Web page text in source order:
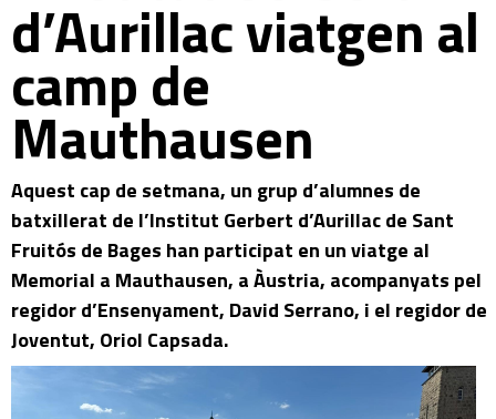
d’Aurillac viatgen al
camp de
Mauthausen
Aquest cap de setmana, un grup d’alumnes de
batxillerat de l’Institut Gerbert d’Aurillac de Sant
Fruitós de Bages han participat en un viatge al
Memorial a Mauthausen, a Àustria, acompanyats pel
regidor d’Ensenyament, David Serrano, i el regidor de
Joventut, Oriol Capsada.